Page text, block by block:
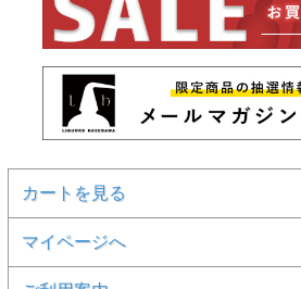
カートを見る
マイページへ